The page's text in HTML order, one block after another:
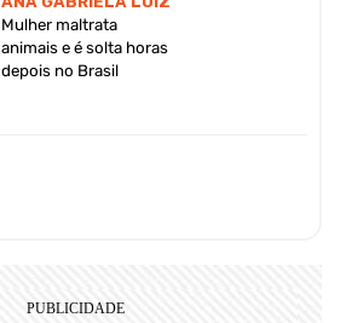
Mulher maltrata
animais e é solta horas
depois no Brasil